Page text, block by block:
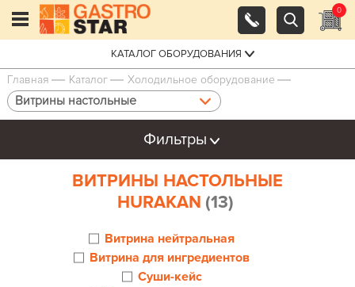
0
КАТАЛОГ ОБОРУДОВАНИЯ
Главная Каталог Холодильное оборудование
Витрины настольные
Фильтры
ВИТРИНЫ НАСТОЛЬНЫЕ
HURAKAN (13)
Витрина нейтральная
Витрина для ингредиентов
Суши-кейс